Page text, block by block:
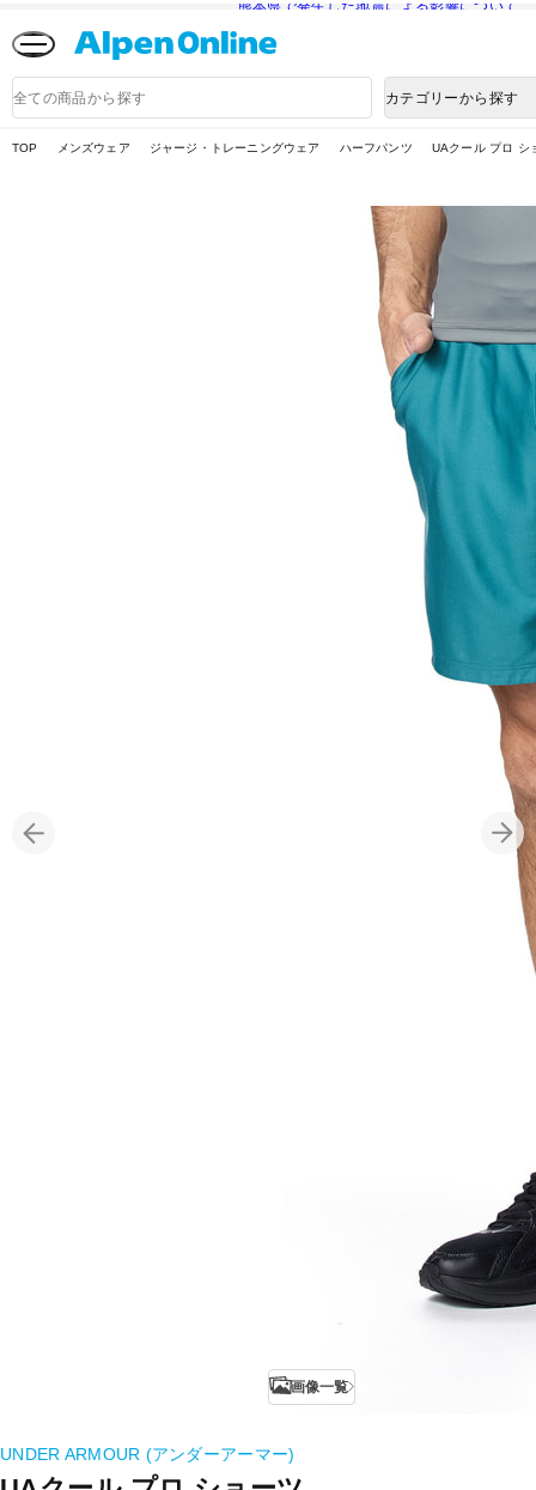
熊本県で発生した地震による影響について
品
検
カテゴリーから探す
TOP メンズウェア ジャージ・トレーニングウェア ハーフパンツ UAクール プロ シ
画像一覧
UNDER ARMOUR (アンダーアーマー)